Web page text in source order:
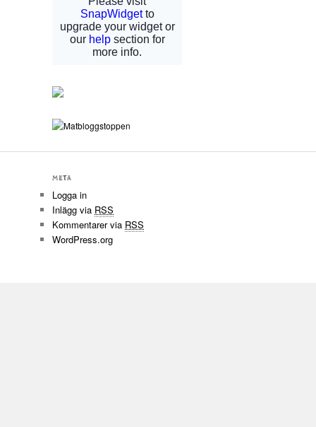
META
Logga in
Inlägg via RSS
Kommentarer via RSS
WordPress.org